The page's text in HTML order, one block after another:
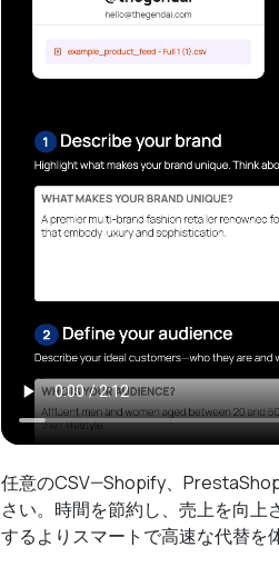
任意のCSV—Shopify、
さい。時間を節約し、売上を向
するよりスマートで高速な代替を